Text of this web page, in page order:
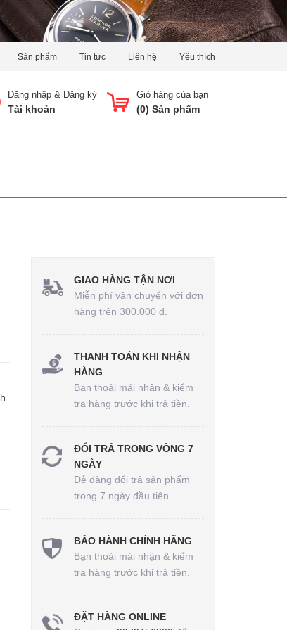
Sản phẩm Tin tức Liên hệ Yêu thích
Giỏ hàng của bạn
(0) Sản phẩm
Đăng nhập & Đăng ký
Tài khoản
GIAO HÀNG TẬN NƠI
Miễn phí vận chuyển với đơn
hàng trên 300.000 đ.
THANH TOÁN KHI NHẬN
HÀNG
Bạn thoải mái nhận & kiểm
tra hàng trước khi trả tiền.
ĐỔI TRẢ TRONG VÒNG 7
NGÀY
Dễ dàng đổi trả sản phẩm
trong 7 ngày đầu tiên
BẢO HÀNH CHÍNH HÃNG
Bạn thoải mái nhận & kiểm
tra hàng trước khi trả tiền.
ĐẶT HÀNG ONLINE